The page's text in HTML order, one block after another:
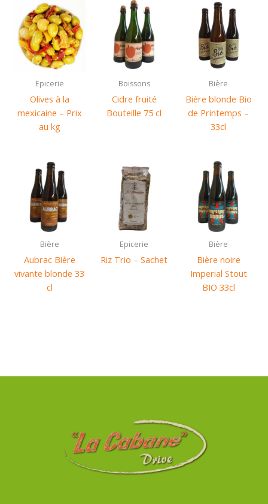
Epicerie
Olives à la
mexicaine – Prix
au kg
Boissons
Cidre fruité
Bouteille 75 cl
Bière
Bière blonde Bio
de Printemps –
33cl
Bière
Aubrac Bière
vivante blonde 33
cl
Epicerie
Riz Trio – Sachet
Bière
Bière noire
Imperial Stout
BIO 33cl